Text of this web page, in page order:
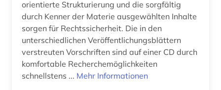
orientierte Strukturierung und die sorgfältig
durch Kenner der Materie ausgewählten Inhalte
sorgen für Rechtssicherheit. Die in den
unterschiedlichen Veröffentlichungsblättern
verstreuten Vorschriften sind auf einer CD durch
komfortable Recherchemöglichkeiten
schnellstens ... Mehr Informationen